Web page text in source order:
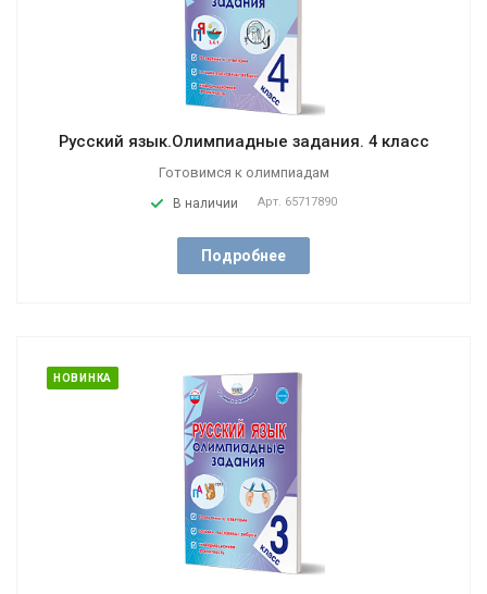
Русский язык.Олимпиадные задания. 4 класс
Готовимся к олимпиадам
В наличии Арт. 65717890
Подробнее
НОВИНКА